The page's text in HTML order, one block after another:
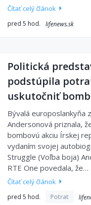
Čítať celý článok
pred 5 hod. lifenews.sk
Politická
podstúpila
uskutočniť
Bývalá europoslankyňa
Andersonová priznala,
bombovú akciu Írskej
vydaním svojej
Struggle (Voľba boja)
RTE One povedala, že…
Čítať celý článok
pred 5 hod. Potrat